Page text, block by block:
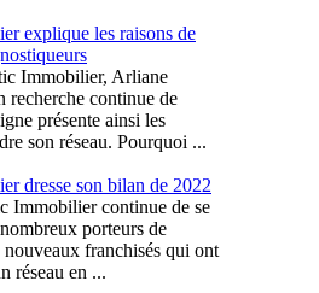
explique les raisons de
Immobilier, Arliane
recherche continue de
présente ainsi les
son réseau. Pourquoi ...
dresse son bilan de 2022
Immobilier continue de se
porteurs de
franchisés qui ont
réseau en ...